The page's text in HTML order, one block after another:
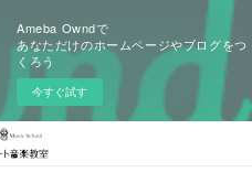
Ameba Owndで
あなただけのホームページやブログをつ
くろう
今すぐ試す